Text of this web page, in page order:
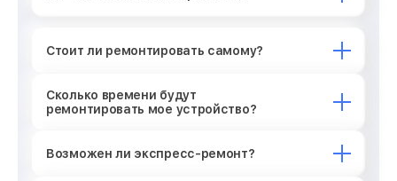
Стоит ли ремонтировать самому?
Сколько времени будут
ремонтировать мое устройство?
Возможен ли экспресс-ремонт?